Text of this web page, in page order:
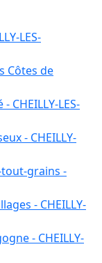
LES-
Côtes de
LES-
- CHEILLY-
grains -
- CHEILLY-
- CHEILLY-